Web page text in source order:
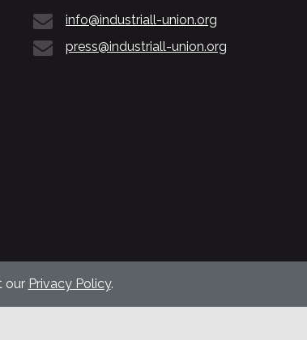
info@industriall-union.org
press@industriall-union.org
our Privacy Policy.